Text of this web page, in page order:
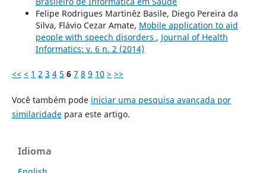
Felipe Rodrigues Martinêz Basile, Diego Pereira da
Silva, Flávio Cezar Amate, Mobile application to aid
people with speech disorders , Journal of Health
Informatics: v. 6 n. 2 (2014)
<< < 1 2 3 4 5 6 7 8 9 10 > >>
Você também pode iniciar uma pesquisa avançada por
similaridadepara este artigo.
Idioma